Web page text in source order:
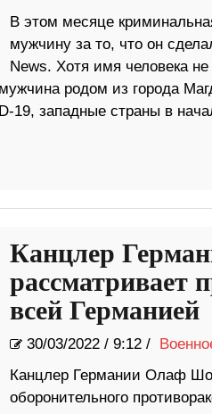
В этом месяце
мужчину за то, что он
News. Хотя имя человека
родом из города
19, западные страны в
Канцлер
рассматривает
всей Германией
30/03/2022/ 9:12 /
Канцлер Германии Олаф
оборонительного